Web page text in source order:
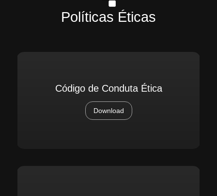
Políticas Éticas
Código de Conduta Ética
Download